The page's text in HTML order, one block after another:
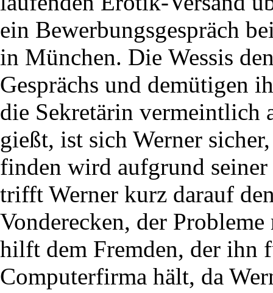
ein Bewerbungsgespräch
in München. Die Wessis
Gesprächs und demütigen
die Sekretärin vermeintlich
gießt, ist sich Werner
finden wird aufgrund
trifft Werner kurz darauf
Vonderecken, der
hilft dem Fremden, der ihn
Computerfirma hält, da